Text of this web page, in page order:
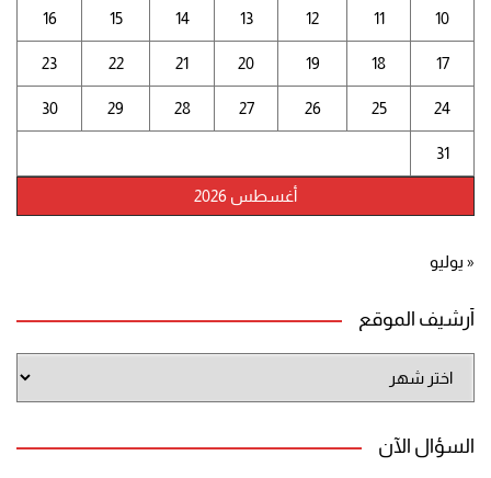
أغسطس 2026
10
11
12
13
14
15
16
17
18
19
20
21
22
23
24
25
26
27
28
29
30
31
« يوليو
أرشيف الموقع
الموقع
السؤال الآن